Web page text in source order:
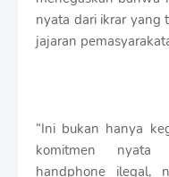
nyata dari ikrar yang
jajaran
“Ini bukan hanya
komitmen nyata
handphone ilegal,